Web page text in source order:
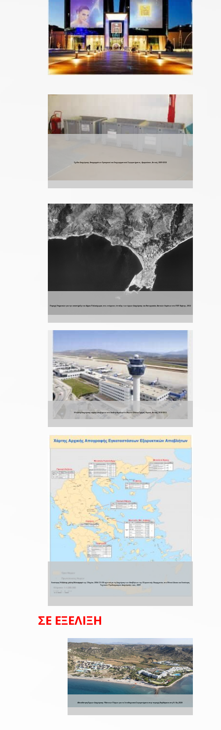
Σχέδιο Διαχείρισης Απορριμμάτων Εμπορικού και Επιχειρηματικού Συγκροτήματος, Αμαρούσιον, Αττική, 2009-2010
Παροχή Υπηρεσιών για την υποστήριξη του Δήμου Παλαιόχωρας στις ενέργειες ένταξης των έργων Διαχείρισης και Κατεργασίας Αστικών Λυμάτων στο ΠΕΠ Κρήτης, 2012
Μελέτη διαχείρισης υγρών αποβλήτων στο Διεθνή Αερολιμένα Αθηνών (Νότιο Τμήμα), Κοροπί, Αττική, 2010-2011
Εκπόνηση Μελέτης για τη Μεταφορά της Οδηγίας 2006/21/ΕΚ σχετικά με τη Διαχείριση των Αποβλήτων της Εξορυκτικής Βιομηχανίας στο Εθνικό Δίκαιο και Εκπόνηση
Τεχνικών Προδιαγραφών Διαχείρισής τους, 2009
ΣΕ ΕΞΕΛΙΞΗ
Αδειοδότηση Έργων Διαχείρισης Υδάτινων Πόρων για τα Ξενοδοχειακά Συγκροτήματα στην περιοχή Καρδάμαινα στη Ν. Κω,2020